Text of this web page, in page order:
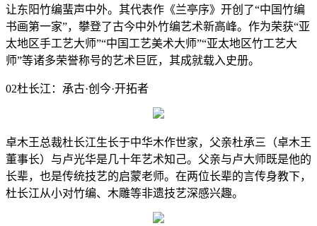
让东阳竹编蜚声中外。其代表作《兰亭序》开创了“中国竹编
书画第一家”，攀登了古今中外竹编艺术新高峰。作为荣获“亚
太地区手工艺大师”“中国工艺美术大师”“亚太地区竹工艺大
师”等诸多荣誉称号的艺术巨匠，其成就载入史册。
02杜长江：承古·创今·开拓者
卓木王总裁杜长江生长于中华木作世家，父亲杜承三（卓木王
董事长）与卢光华是几十年艺术知己。父亲与卢大师既是他的
长辈，也是传统技艺的启蒙老师。在两位长辈的言传身教下，
杜长江从小对竹编、木雕等非遗技艺深感兴趣。